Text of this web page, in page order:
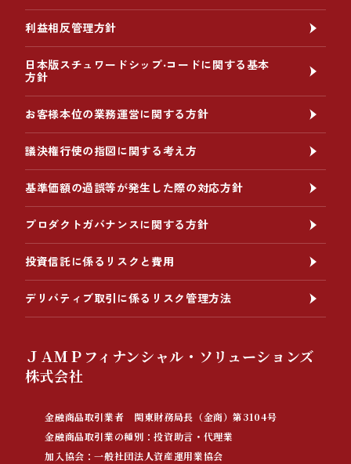
利益相反管理方針
日本版スチュワードシップ‧コードに関する基本
方針
お客様本位の業務運営に関する方針
議決権行使の指図に関する考え方
基準価額の過誤等が発生した際の対応方針
プロダクトガバナンスに関する方針
投資信託に係るリスクと費用
デリバティブ取引に係るリスク管理方法
ＪＡＭＰフィナンシャル・ソリューションズ
株式会社
金融商品取引業者 関東財務局長（金商）第3104号
金融商品取引業の種別：投資助言・代理業
加入協会：一般社団法人資産運用業協会